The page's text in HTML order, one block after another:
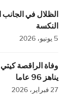
الظلال في الجانب
النكسة
5 يونيو، 2026
وفاة الراقصة
يناهز 96 عاما
27 فبراير، 2026